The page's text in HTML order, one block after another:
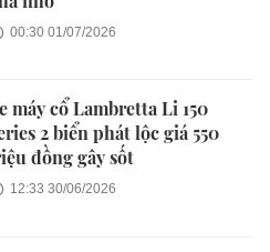
00:30 01/07/2026
máy cổ Lambretta Li 150
2 biển phát lộc giá 550
đồng gây sốt
12:33 30/06/2026